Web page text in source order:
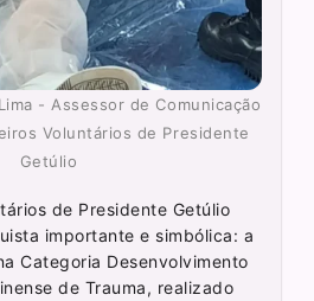
- Assessor de Comunicação
Voluntários de Presidente
Getúlio
de Presidente Getúlio
importante e simbólica: a
Categoria Desenvolvimento
de Trauma, realizado